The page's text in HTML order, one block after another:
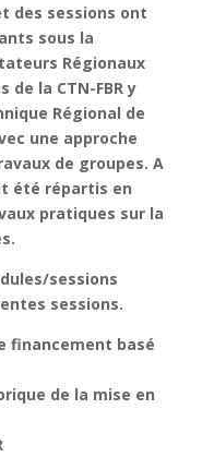
des sessions ont
sous la
Régionaux
de la CTN-FBR y
Régional de
une approche
de groupes. A
été répartis en
pratiques sur la
sessions
sessions.
financement basé
de la mise en